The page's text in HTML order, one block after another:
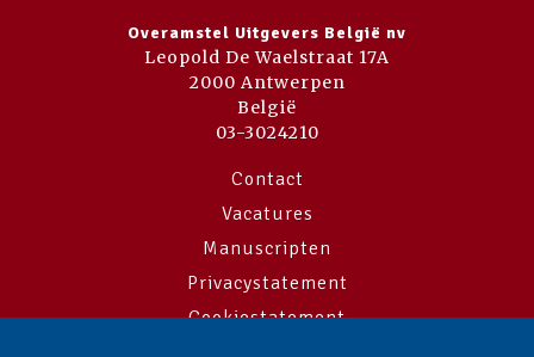
Overamstel Uitgevers België nv
Leopold De Waelstraat 17A
2000 Antwerpen
België
03-3024210
Contact
Vacatures
Manuscripten
Privacystatement
Cookiestatement